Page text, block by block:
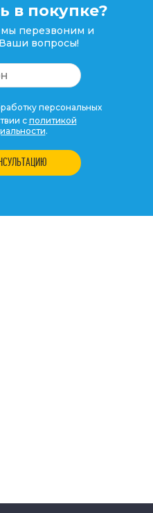
в покупке?
мы перезвоним и
вопросы!
персональных
сполитикой
.